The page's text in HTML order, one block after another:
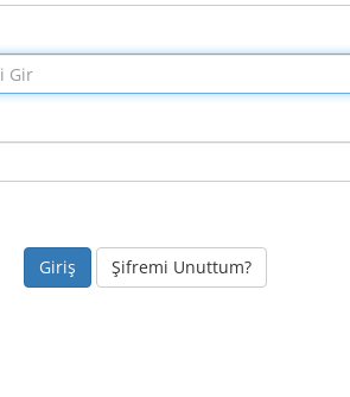
Şifremi Unuttum?